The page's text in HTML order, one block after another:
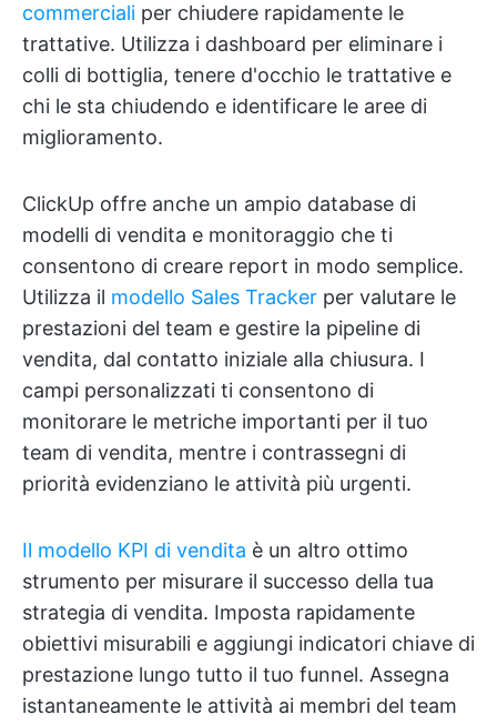
commerciali per chiudere rapidamente le
trattative. Utilizza i dashboard per eliminare i
colli di bottiglia, tenere d'occhio le trattative e
chi le sta chiudendo e identificare le aree di
miglioramento.
ClickUp offre anche un ampio database di
modelli di vendita e monitoraggio che ti
consentono di creare report in modo semplice.
Utilizza il modello Sales Tracker per valutare le
prestazioni del team e gestire la pipeline di
vendita, dal contatto iniziale alla chiusura. I
campi personalizzati ti consentono di
monitorare le metriche importanti per il tuo
team di vendita, mentre i contrassegni di
priorità evidenziano le attività più urgenti.
Il modello KPI di vendita è un altro ottimo
strumento per misurare il successo della tua
strategia di vendita. Imposta rapidamente
obiettivi misurabili e aggiungi indicatori chiave di
prestazione lungo tutto il tuo funnel. Assegna
istantaneamente le attività ai membri del team